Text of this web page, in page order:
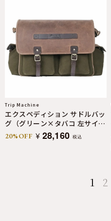
Trip Machine
エクスペディション サドルバッ
グ（グリーン×タバコ 左サイド
用）
20%OFF ¥ 28,160 税込
1 2